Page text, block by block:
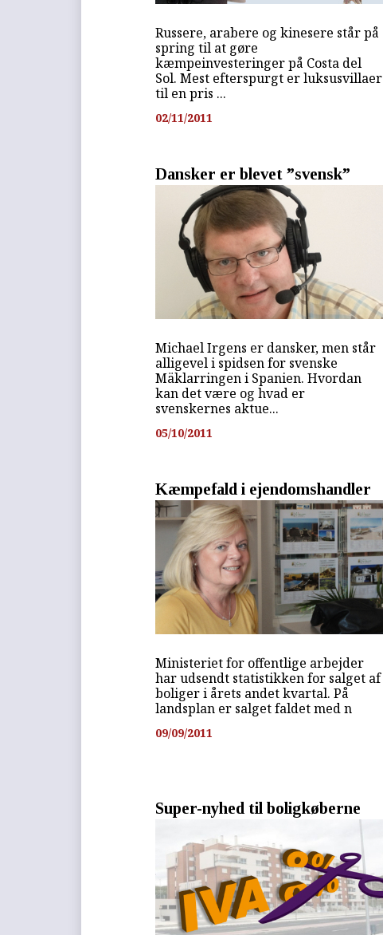
Russere, arabere og kinesere står på
spring til at gøre
kæmpeinvesteringer på Costa del
Sol. Mest efterspurgt er luksusvillaer
til en pris ...
02/11/2011
Dansker er blevet ”svensk”
Michael Irgens er dansker, men står
alligevel i spidsen for svenske
Mäklarringen i Spanien. Hvordan
kan det være og hvad er
svenskernes aktue...
05/10/2011
Kæmpefald i ejendomshandler
Ministeriet for offentlige arbejder
har udsendt statistikken for salget af
boliger i årets andet kvartal. På
landsplan er salget faldet med n
09/09/2011
Super-nyhed til boligkøberne